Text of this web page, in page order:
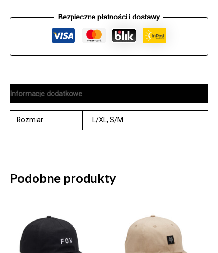
Bezpieczne płatności i dostawy
Informacje dodatkowe
Rozmiar L/XL, S/M
Podobne produkty